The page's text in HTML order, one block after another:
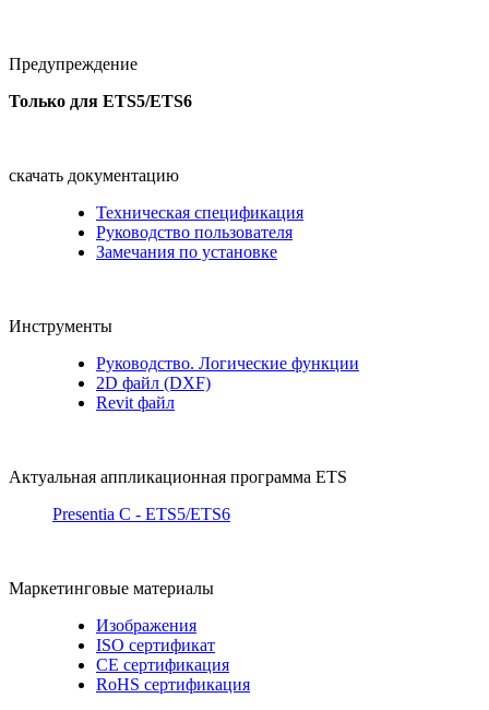
Предупреждение
Только для ETS5/ETS6
скачать документацию
Техническая спецификация
Руководство пользователя
Замечания по установке
Инструменты
Руководство. Логические функции
2D файл (DXF)
Revit файл
Актуальная аппликационная программа ETS
Presentia C - ETS5/ETS6
Маркетинговые материалы
Изображения
ISO сертификат
CE сертификация
RoHS сертификация